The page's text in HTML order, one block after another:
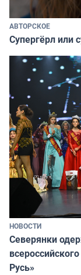
АВТОРСКОЕ
Супергёрл или
НОВОСТИ
Северянки
Русь»